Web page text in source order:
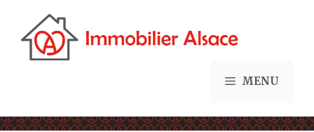
contenu
MENU